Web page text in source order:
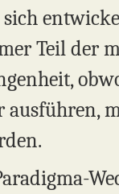
Teil der
ausführen,